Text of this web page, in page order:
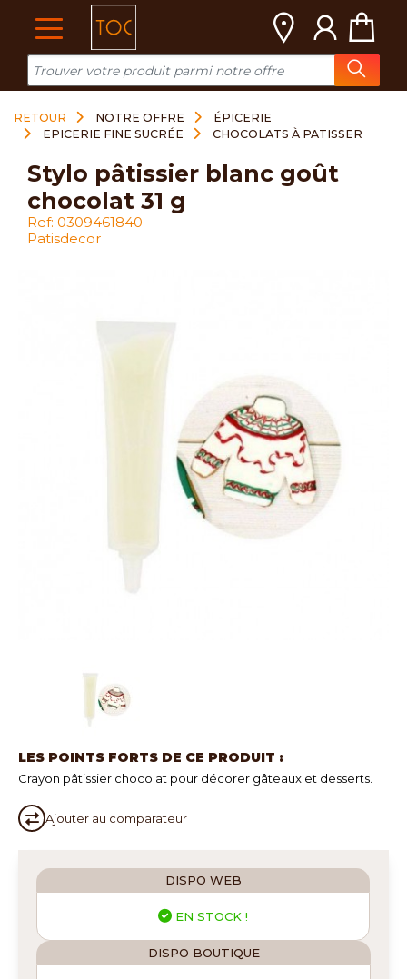
RETOUR NOTRE OFFRE
ÉPICERIE
EPICERIE FINE SUCRÉE
CHOCOLATS À PATISSER
LES POINTS FORTS DE CE PRODUIT :
Crayon pâtissier chocolat pour décorer gâteaux et desserts.
Ajouter au comparateur
stylo pâtissier blanc goût
chocolat 31 g
Ref: 0309461840
Patisdecor
DISPO WEB
EN STOCK !
DISPO BOUTIQUE
Cookies management panel